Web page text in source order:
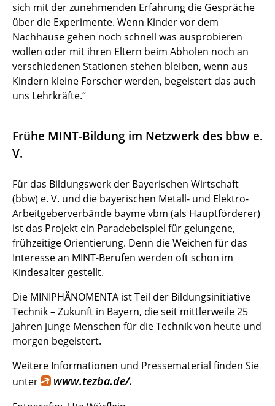
sich mit der zunehmenden Erfahrung die Gespräche
über die Experimente. Wenn Kinder vor dem
Nachhause gehen noch schnell was ausprobieren
wollen oder mit ihren Eltern beim Abholen noch an
verschiedenen Stationen stehen bleiben, wenn aus
Kindern kleine Forscher werden, begeistert das auch
uns Lehrkräfte.“
Frühe MINT-Bildung im Netzwerk des bbw e.
V.
Für das Bildungswerk der Bayerischen Wirtschaft
(bbw) e. V. und die bayerischen Metall- und Elektro-
Arbeitgeberverbände bayme vbm (als Hauptförderer)
ist das Projekt ein Paradebeispiel für gelungene,
frühzeitige Orientierung. Denn die Weichen für das
Interesse an MINT-Berufen werden oft schon im
Kindesalter gestellt.
Die MINIPHÄNOMENTA ist Teil der Bildungsinitiative
Technik – Zukunft in Bayern, die seit mittlerweile 25
Jahren junge Menschen für die Technik von heute und
morgen begeistert.
Weitere Informationen und Pressematerial finden Sie
unter
www.tezba.de/.